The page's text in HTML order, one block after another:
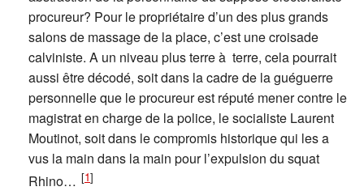
procureur? Pour le propriétaire d’un des plus grands
salons de massage de la place, c’est une croisade
calviniste. A un niveau plus terre à terre, cela pourrait
aussi être décodé, soit dans la cadre de la guéguerre
personnelle que le procureur est réputé mener contre le
magistrat en charge de la police, le socialiste Laurent
Moutinot, soit dans le compromis historique qui les a
vus la main dans la main pour l’expulsion du squat
Rhino… [1]